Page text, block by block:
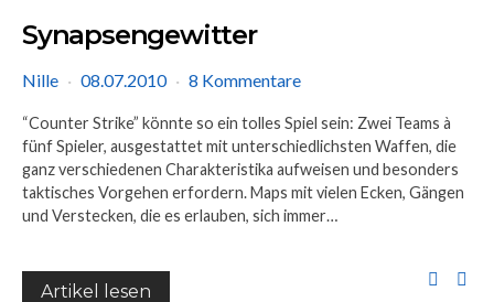
Synapsengewitter
Nille 08.07.2010 8 Kommentare
“Counter Strike” könnte so ein tolles Spiel sein: Zwei Teams à
fünf Spieler, ausgestattet mit unterschiedlichsten Waffen, die
ganz verschiedenen Charakteristika aufweisen und besonders
taktisches Vorgehen erfordern. Maps mit vielen Ecken, Gängen
und Verstecken, die es erlauben, sich immer…
Artikel lesen